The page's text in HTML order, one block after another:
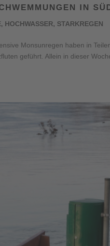
IN
, HOCHWASSER, STARKREGEN
Monsunregen haben in
geführt. Allein in dieser